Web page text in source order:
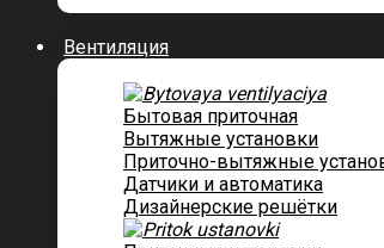
Вентиляция
Бытовая приточная
Вытяжные установки
Приточно-вытяжные
Датчики и автоматика
Дизайнерские решётки